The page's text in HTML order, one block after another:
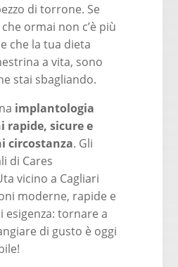
di torrone. Se
ormai non c’è più
che la tua dieta
a vita, sono
stai sbagliando.
implantologia
rapide, sicure e
circostanza. Gli
di Cares
vicino a Cagliari
moderne, rapide e
esigenza: tornare a
di gusto è oggi